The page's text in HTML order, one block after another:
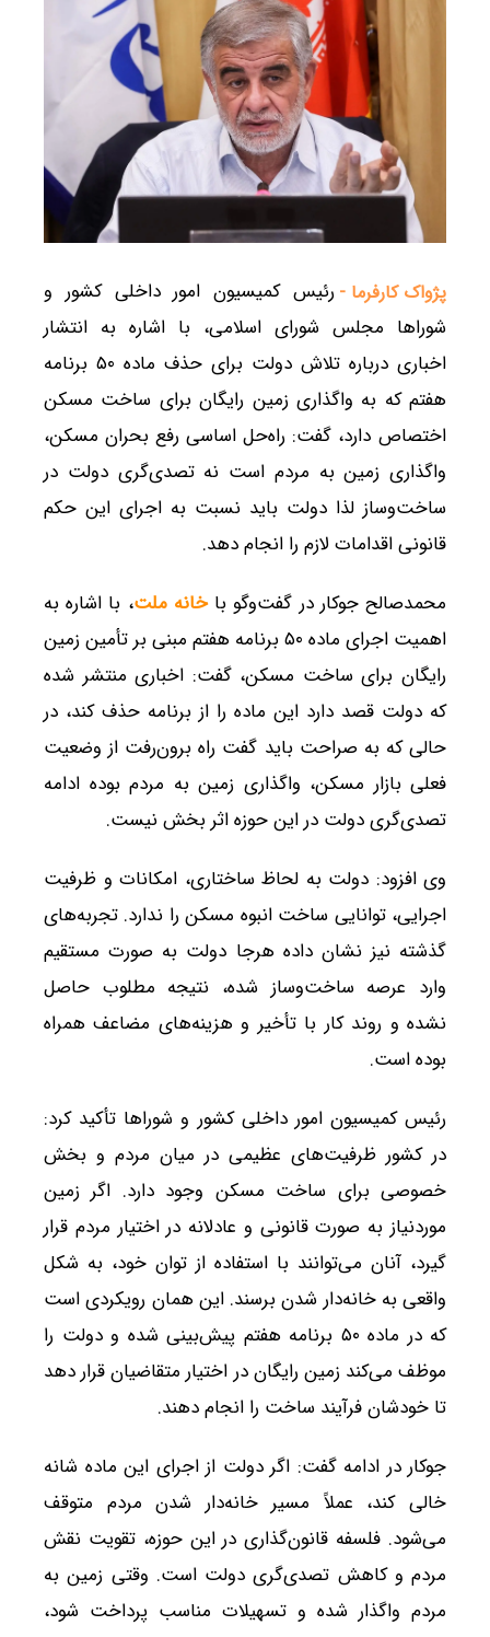
پژواک کارفرما - رئیس کمیسیون امور داخلی کشور و
شوراها مجلس شورای اسلامی، با اشاره به انتشار
اخباری درباره تلاش دولت برای حذف ماده ۵۰ برنامه
هفتم که به واگذاری زمین رایگان برای ساخت مسکن
اختصاص دارد، گفت: راه‌حل اساسی رفع بحران مسکن،
واگذاری زمین به مردم است نه تصدی‌گری دولت در
ساخت‌وساز لذا دولت باید نسبت به اجرای این حکم
قانونی اقدامات لازم را انجام دهد.
محمدصالح جوکار در گفت‌وگو باخانه ملت، با اشاره به
اهمیت اجرای ماده ۵۰ برنامه هفتم مبنی بر تأمین زمین
رایگان برای ساخت مسکن، گفت: اخباری منتشر شده
که دولت قصد دارد این ماده را از برنامه حذف کند، در
حالی که به صراحت باید گفت راه برون‌رفت از وضعیت
فعلی بازار مسکن، واگذاری زمین به مردم بوده ادامه
تصدی‌گری دولت در این حوزه اثر بخش نیست.
وی افزود: دولت به لحاظ ساختاری، امکانات و ظرفیت
اجرایی، توانایی ساخت انبوه مسکن را ندارد. تجربه‌های
گذشته نیز نشان داده هرجا دولت به صورت مستقیم
وارد عرصه ساخت‌وساز شده، نتیجه مطلوب حاصل
نشده و روند کار با تأخیر و هزینه‌های مضاعف همراه
بوده است.
رئیس کمیسیون امور داخلی کشور و شوراها تأکید کرد:
در کشور ظرفیت‌های عظیمی در میان مردم و بخش
خصوصی برای ساخت مسکن وجود دارد. اگر زمین
موردنیاز به صورت قانونی و عادلانه در اختیار مردم قرار
گیرد، آنان می‌توانند با استفاده از توان خود، به شکل
واقعی به خانه‌دار شدن برسند. این همان رویکردی است
که در ماده ۵۰ برنامه هفتم پیش‌بینی شده و دولت را
موظف می‌کند زمین رایگان در اختیار متقاضیان قرار دهد
تا خودشان فرآیند ساخت را انجام دهند.
جوکار در ادامه گفت: اگر دولت از اجرای این ماده شانه
خالی کند، عملاً مسیر خانه‌دار شدن مردم متوقف
می‌شود. فلسفه قانون‌گذاری در این حوزه، تقویت نقش
مردم و کاهش تصدی‌گری دولت است. وقتی زمین به
مردم واگذار شده و تسهیلات مناسب پرداخت شود،